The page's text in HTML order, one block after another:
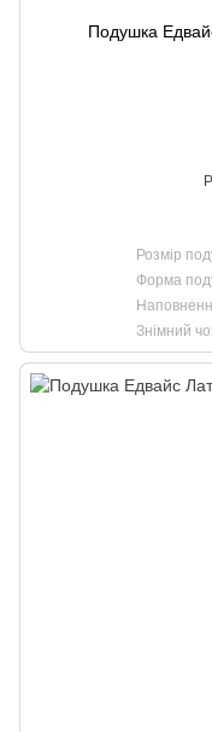
Подушка
Розмір
Форма
Знімний